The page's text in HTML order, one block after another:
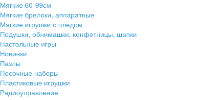
Мягкие 60-99см
Мягкие брелоки, аппаратные
Мягкие игрушки с пледом
Подушки, обнимашки, конфетницы, шапки
Настольные игры
Новинки
Пазлы
Песочные наборы
Пластиковые игрушки
Радиоуправление